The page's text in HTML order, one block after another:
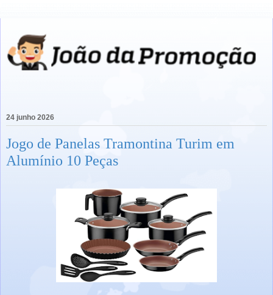
24 junho 2026
Jogo de Panelas Tramontina Turim em
Alumínio 10 Peças